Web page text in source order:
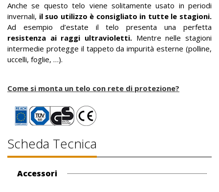
Anche se questo telo viene solitamente usato in periodi
invernali, il suo utilizzo è consigliato in tutte le stagioni.
Ad esempio d’estate il telo presenta una perfetta
resistenza ai raggi ultravioletti. Mentre nelle stagioni
intermedie protegge il tappeto da impurità esterne (polline,
uccelli, foglie, …).
Come si monta un telo con rete di protezione?
Scheda Tecnica
Accessori